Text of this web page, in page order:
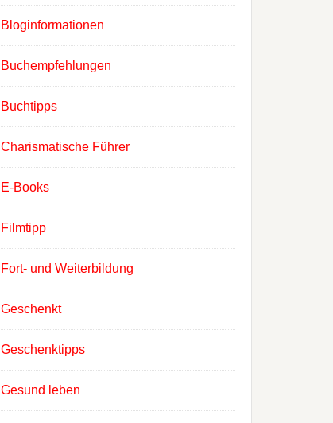
Bloginformationen
Buchempfehlungen
Buchtipps
Charismatische Führer
E-Books
Filmtipp
Fort- und Weiterbildung
Geschenkt
Geschenktipps
Gesund leben